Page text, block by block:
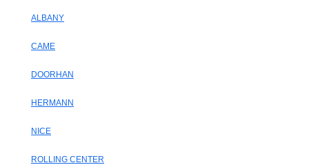
ALBANY
CAME
DOORHAN
HERMANN
NICE
ROLLING CENTER